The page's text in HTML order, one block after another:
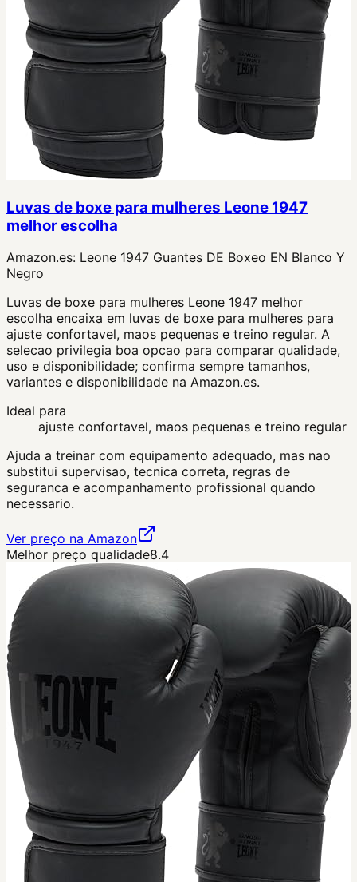
Luvas de boxe para mulheres Leone 1947
melhor escolha
Amazon.es: Leone 1947 Guantes DE Boxeo EN Blanco Y
Negro
Luvas de boxe para mulheres Leone 1947 melhor
escolha encaixa em luvas de boxe para mulheres para
ajuste confortavel, maos pequenas e treino regular. A
selecao privilegia boa opcao para comparar qualidade,
uso e disponibilidade; confirma sempre tamanhos,
variantes e disponibilidade na Amazon.es.
Ideal para
ajuste confortavel, maos pequenas e treino regular
Ajuda a treinar com equipamento adequado, mas nao
substitui supervisao, tecnica correta, regras de
seguranca e acompanhamento profissional quando
necessario.
Ver preço na Amazon
Melhor preço qualidade8.4